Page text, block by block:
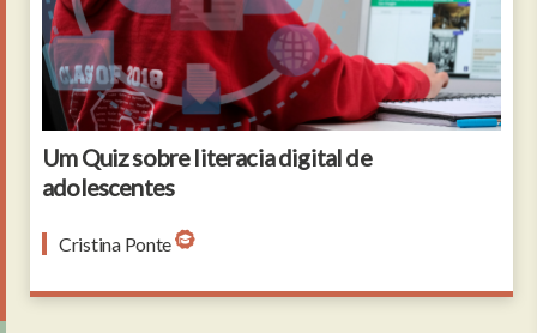
Um Quiz sobre literacia digital de
adolescentes
Cristina Ponte